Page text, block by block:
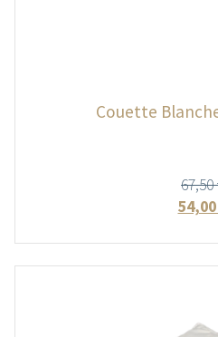
Couette
67,50
54,00